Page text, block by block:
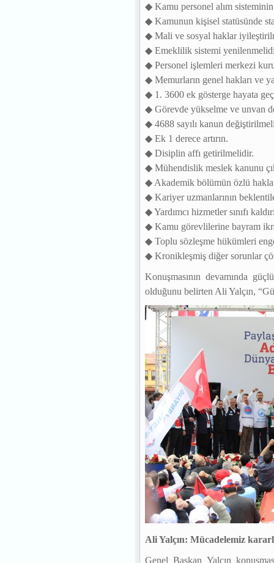
◆ Kamu personel alım
◆ Kamunun kişisel statüsünde
◆ Mali ve sosyal haklar
◆ Emeklilik sistemi
◆ Personel işlemleri merkezi
◆ Memurların genel hakları ve
◆ 1. 3600 ek gösterge hayata
◆ Görevde yükselme ve unvan
◆ 4688 sayılı kanun
◆ Ek 1 derece artırın.
◆ Disiplin affı getirilmelidir.
◆ Mühendislik meslek kanunu
◆ Akademik bölümün özlü
◆ Kariyer uzmanlarının
◆ Yardımcı hizmetler sınıfı
◆ Kamu görevlilerine bayram
◆ Toplu sözleşme hükümleri
◆ Kronikleşmiş diğer sorunlar
Konuşmasının devamında
olduğunu belirten Ali Yalçın,
Ali Yalçın: Mücadelemiz
Genel Başkan Yalçın